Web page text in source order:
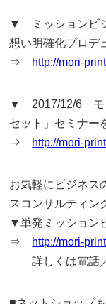
▼ ミッションビ
想い明確化プロデ
⇒ http://mori-
▼ 2017/12/6 モ
セット」セミナー
⇒ http://mori-
お気軽にビジネス
スコンサルティン
▼単発ミッション
⇒ http://mori-
詳しくは電話／